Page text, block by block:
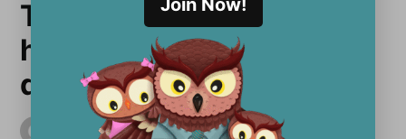
Termina huelga de
hambre pero los Frisco 5
decididos a luchar
El Tecolote Staff